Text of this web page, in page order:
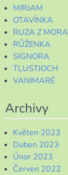
MIRJAM
OTAVÍNKA
RUZA Z
RŮŽENKA
SIGNORA
TLUSTJOCH
VANIMARÉ
Archivy
Květen 2023
Duben 2023
Únor 2023
Červen 2022